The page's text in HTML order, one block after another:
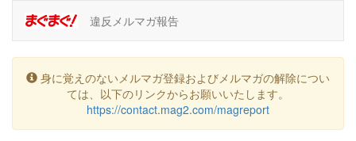
違反メルマガ報告
身に覚えのないメルマガ登録およびメルマガの解除につい
ては、以下のリンクからお願いいたします。
https://contact.mag2.com/magreport